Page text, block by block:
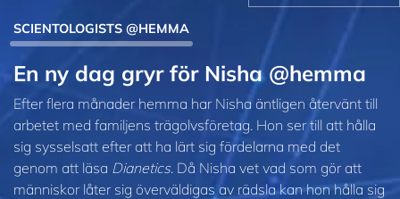
SCIENTOLOGISTS @HEMMA
En ny dag gryr för Nisha @hemma
Efter flera månader hemma har Nisha äntligen återvänt till
arbetet med familjens trägolvsföretag. Hon ser till att hålla
sig sysselsatt efter att ha lärt sig fördelarna med det
genom att läsa Dianetics. Då Nisha vet vad som gör att
människor låter sig överväldigas av rädsla kan hon hålla sig